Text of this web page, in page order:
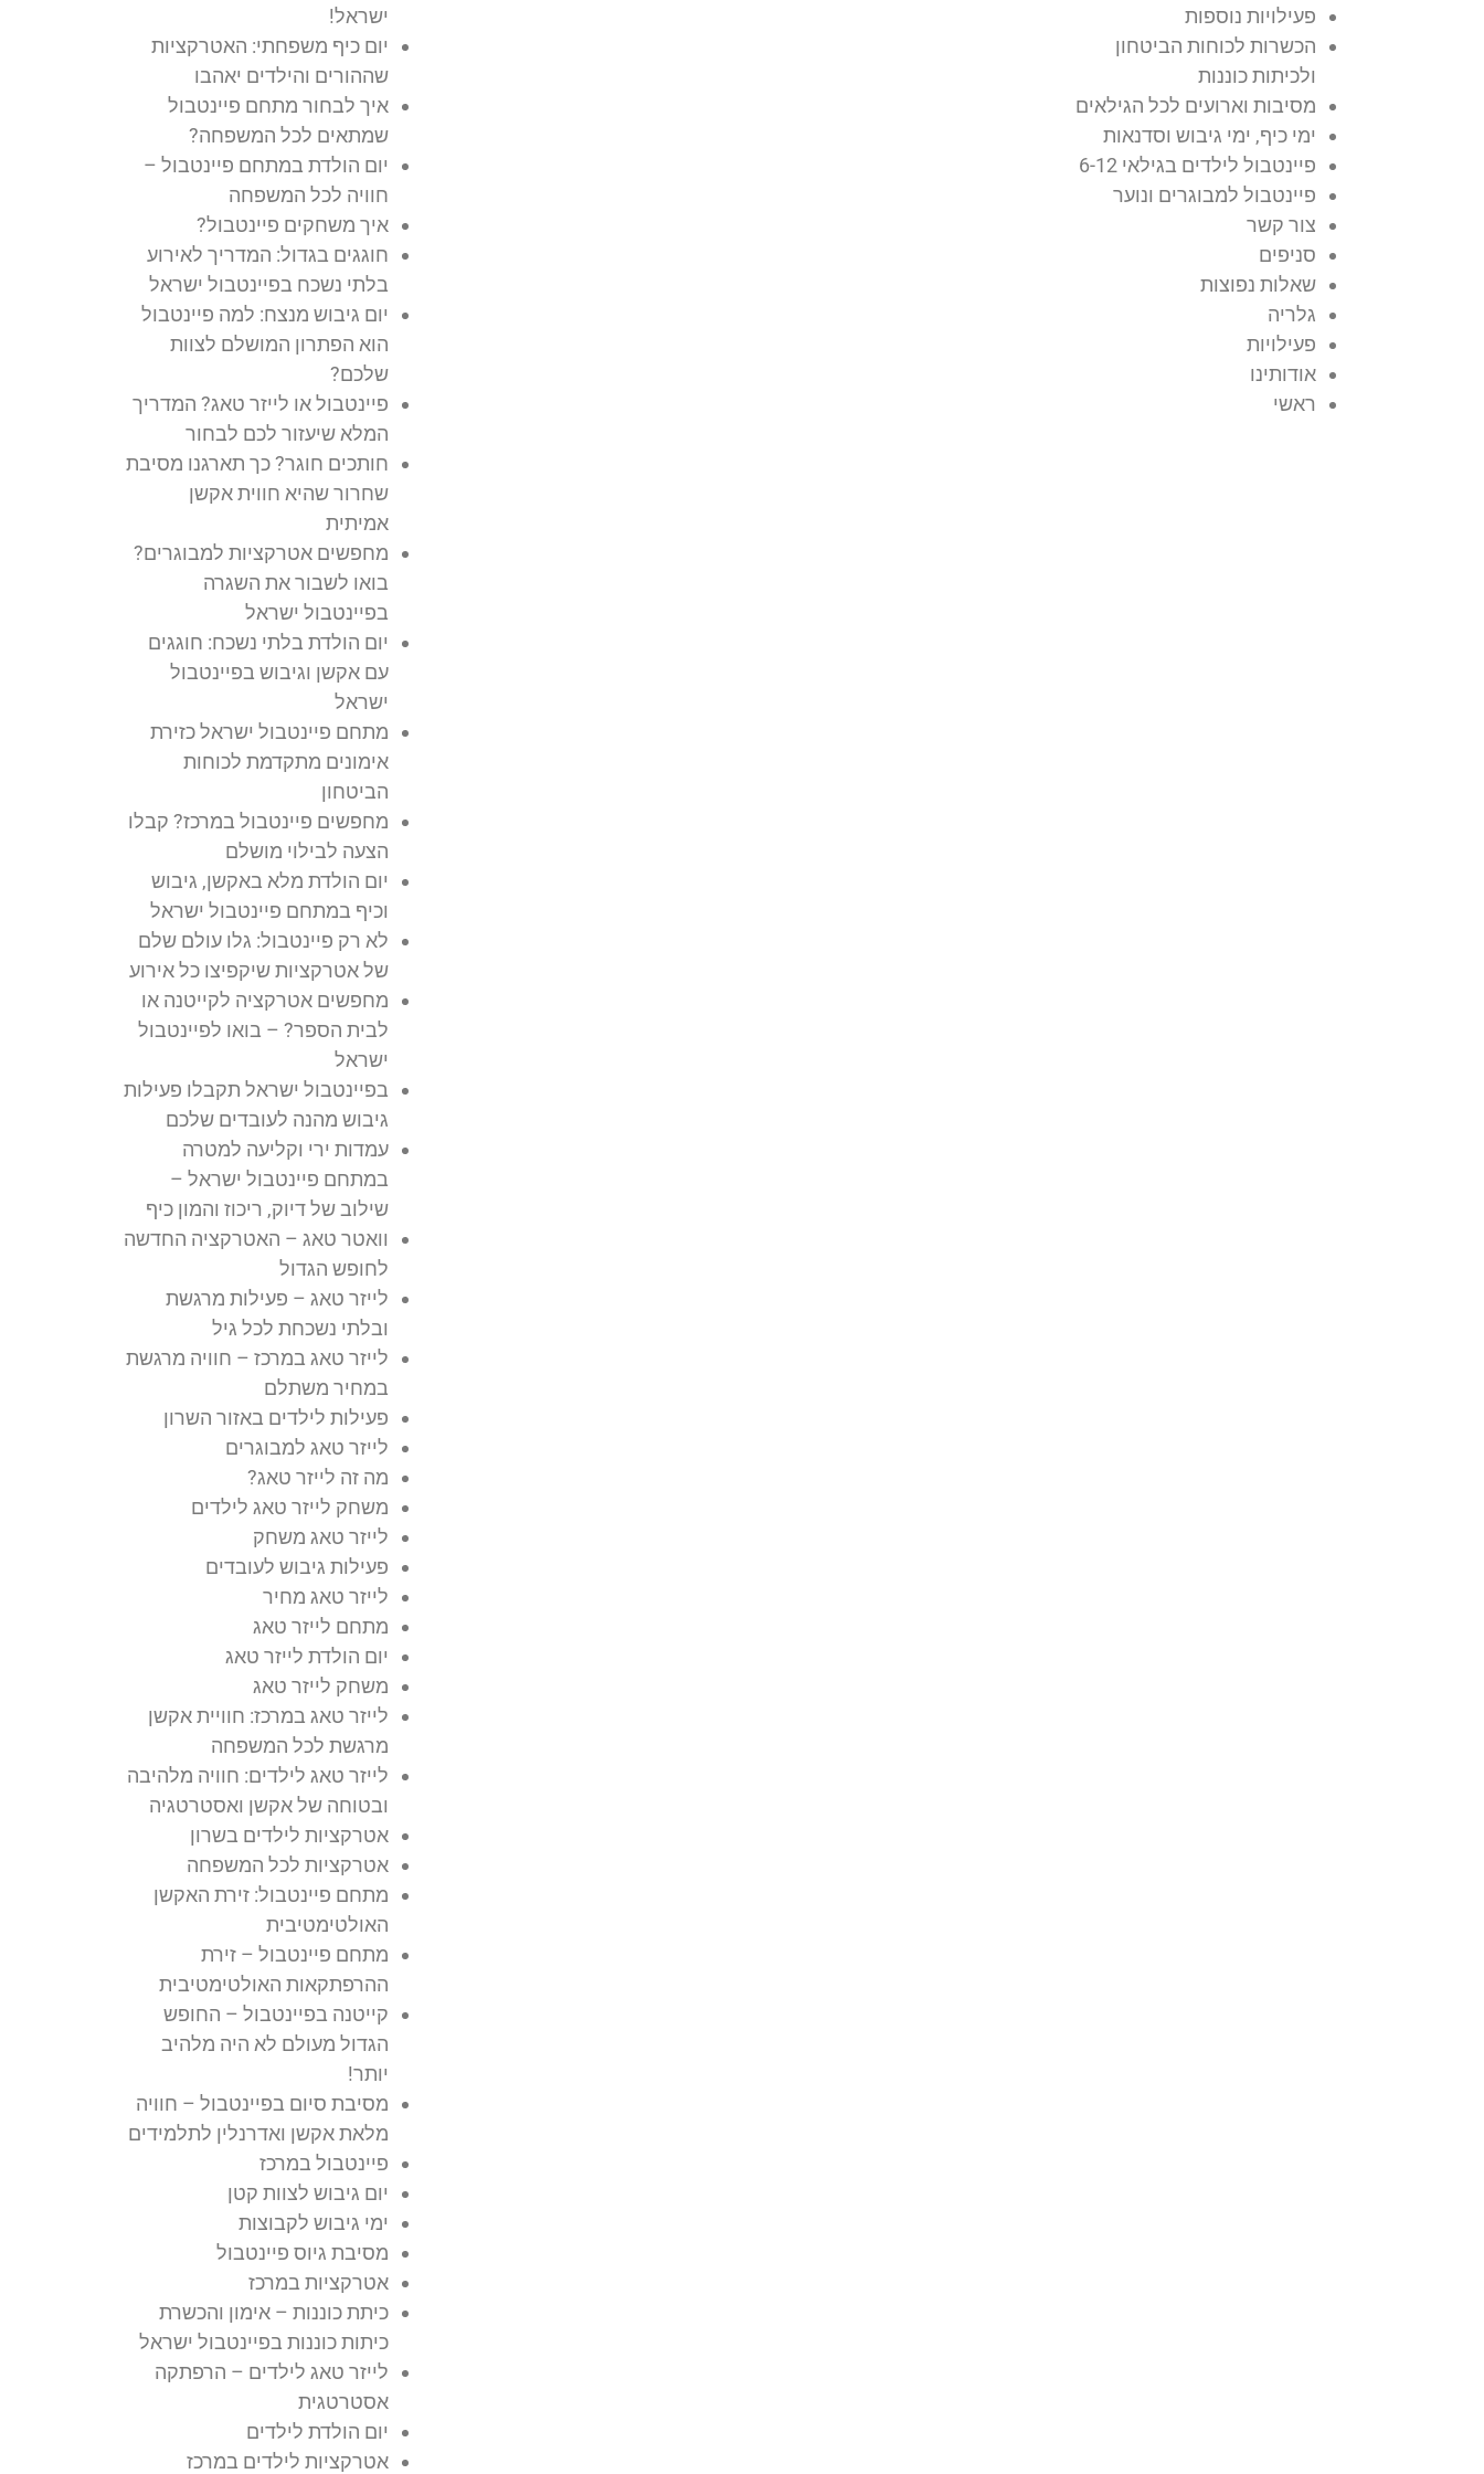
פעילויות נוספות
הכשרות לכוחות הביטחון
ולכיתות כוננות
מסיבות וארועים לכל הגילאים
ימי כיף, ימי גיבוש וסדנאות
פיינטבול לילדים בגילאי 6-12
פיינטבול למבוגרים ונוער
צור קשר
סניפים
שאלות נפוצות
גלריה
פעילויות
אודותינו
ראשי
ישראל!
יום כיף משפחתי: האטרקציות
שההורים והילדים יאהבו
איך לבחור מתחם פיינטבול
שמתאים לכל המשפחה?
יום הולדת במתחם פיינטבול –
חוויה לכל המשפחה
איך משחקים פיינטבול?
חוגגים בגדול: המדריך לאירוע
בלתי נשכח בפיינטבול ישראל
יום גיבוש מנצח: למה פיינטבול
הוא הפתרון המושלם לצוות
שלכם?
פיינטבול או לייזר טאג? המדריך
המלא שיעזור לכם לבחור
חותכים חוגר? כך תארגנו מסיבת
שחרור שהיא חווית אקשן
אמיתית
מחפשים אטרקציות למבוגרים?
בואו לשבור את השגרה
בפיינטבול ישראל
יום הולדת בלתי נשכח: חוגגים
עם אקשן וגיבוש בפיינטבול
ישראל
מתחם פיינטבול ישראל כזירת
אימונים מתקדמת לכוחות
הביטחון
מחפשים פיינטבול במרכז? קבלו
הצעה לבילוי מושלם
יום הולדת מלא באקשן, גיבוש
וכיף במתחם פיינטבול ישראל
לא רק פיינטבול: גלו עולם שלם
של אטרקציות שיקפיצו כל אירוע
מחפשים אטרקציה לקייטנה או
לבית הספר? – בואו לפיינטבול
ישראל
בפיינטבול ישראל תקבלו פעילות
גיבוש מהנה לעובדים שלכם
עמדות ירי וקליעה למטרה
במתחם פיינטבול ישראל –
שילוב של דיוק, ריכוז והמון כיף
וואטר טאג – האטרקציה החדשה
לחופש הגדול
לייזר טאג – פעילות מרגשת
ובלתי נשכחת לכל גיל
לייזר טאג במרכז – חוויה מרגשת
במחיר משתלם
פעילות לילדים באזור השרון
לייזר טאג למבוגרים
מה זה לייזר טאג?
משחק לייזר טאג לילדים
לייזר טאג משחק
פעילות גיבוש לעובדים
לייזר טאג מחיר
מתחם לייזר טאג
יום הולדת לייזר טאג
משחק לייזר טאג
לייזר טאג במרכז: חוויית אקשן
מרגשת לכל המשפחה
לייזר טאג לילדים: חוויה מלהיבה
ובטוחה של אקשן ואסטרטגיה
אטרקציות לילדים בשרון
אטרקציות לכל המשפחה
מתחם פיינטבול: זירת האקשן
האולטימטיבית
מתחם פיינטבול – זירת
ההרפתקאות האולטימטיבית
קייטנה בפיינטבול – החופש
הגדול מעולם לא היה מלהיב
יותר!
מסיבת סיום בפיינטבול – חוויה
מלאת אקשן ואדרנלין לתלמידים
פיינטבול במרכז
יום גיבוש לצוות קטן
ימי גיבוש לקבוצות
מסיבת גיוס פיינטבול
אטרקציות במרכז
כיתת כוננות – אימון והכשרת
כיתות כוננות בפיינטבול ישראל
לייזר טאג לילדים – הרפתקה
אסטרטגית
יום הולדת לילדים
אטרקציות לילדים במרכז